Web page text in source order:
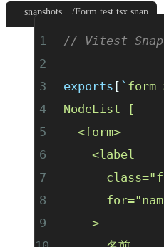
__snapshots__/Form.test.tsx.snap
// Vitest
exports [ ` form
NodeList [
  <form>
    <label
    >